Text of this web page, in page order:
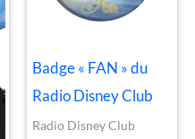
Badge « FAN » du
Radio Disney Club
Radio Disney Club
variations.
options
peuvent
être